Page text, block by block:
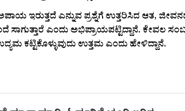
ಇರುತ್ತದೆ ಎನ್ನುವ ಪ್ರಶ್ನೆಗೆ ಉತ್ತರಿಸಿದ ಆತ,
ಸಾಗುತ್ತಾರೆ ಎಂದು ಅಭಿಪ್ರಾಯಪಟ್ಟಿದ್ದಾನೆ. ಕೇವಲ
ಕಟ್ಟಿಕೊಳ್ಳುವುದು ಉತ್ತಮ ಎಂದು ಹೇಳಿದ್ದಾನೆ.